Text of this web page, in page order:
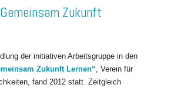
Zukunft
der initiativen Arbeitsgruppe in den
Zukunft Lernen“, Verein für
fand 2012 statt. Zeitgleich